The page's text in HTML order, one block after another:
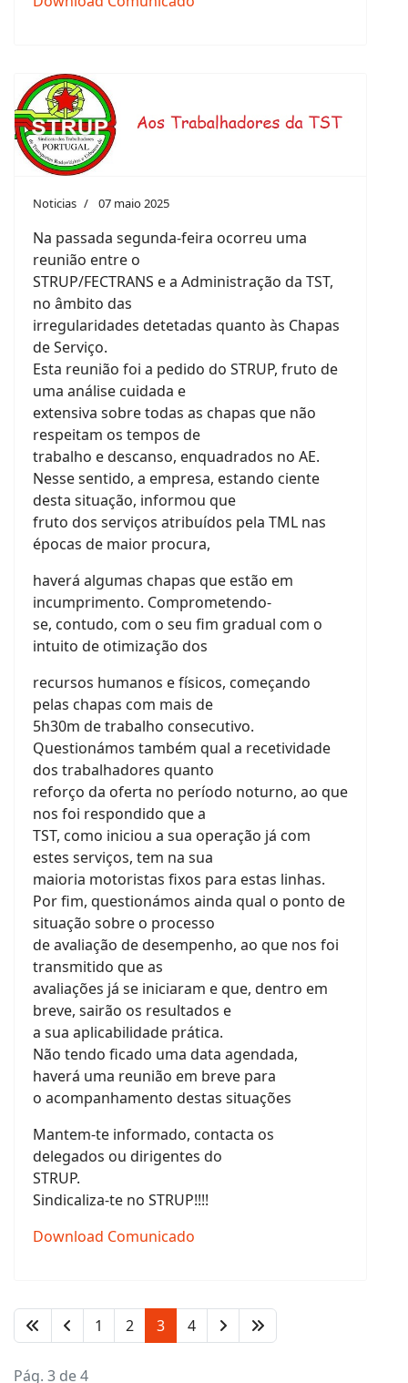
Noticias 07 maio 2025
Na passada segunda-feira ocorreu uma
reunião entre o
STRUP/FECTRANS e a Administração da TST,
no âmbito das
irregularidades detetadas quanto às Chapas
de Serviço.
Esta reunião foi a pedido do STRUP, fruto de
uma análise cuidada e
extensiva sobre todas as chapas que não
respeitam os tempos de
trabalho e descanso, enquadrados no AE.
Nesse sentido, a empresa, estando ciente
desta situação, informou que
fruto dos serviços atribuídos pela TML nas
épocas de maior procura,
haverá algumas chapas que estão em
incumprimento. Comprometendo-
se, contudo, com o seu fim gradual com o
intuito de otimização dos
recursos humanos e físicos, começando
pelas chapas com mais de
5h30m de trabalho consecutivo.
Questionámos também qual a recetividade
dos trabalhadores quanto
reforço da oferta no período noturno, ao que
nos foi respondido que a
TST, como iniciou a sua operação já com
estes serviços, tem na sua
maioria motoristas fixos para estas linhas.
Por fim, questionámos ainda qual o ponto de
situação sobre o processo
de avaliação de desempenho, ao que nos foi
transmitido que as
avaliações já se iniciaram e que, dentro em
breve, sairão os resultados e
a sua aplicabilidade prática.
Não tendo ficado uma data agendada,
haverá uma reunião em breve para
o acompanhamento destas situações
Mantem-te informado, contacta os
delegados ou dirigentes do
STRUP.
Sindicaliza-te no STRUP!!!!
Download Comunicado
1 2 3 4
Pág. 3 de 4